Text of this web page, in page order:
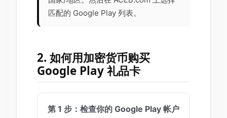
匹配的 Google Play 列表。
2. 如何用加密货币购买
Google Play 礼品卡
第 1 步：检查你的 Google Play 帐户